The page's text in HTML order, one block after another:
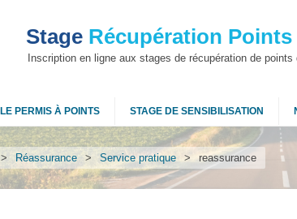
Stage Récupération Points
Inscription en ligne aux stages de récupération de
LE PERMIS À POINTS STAGE DE SENSIBILISATION
> Réassurance > Service pratique > reassurance